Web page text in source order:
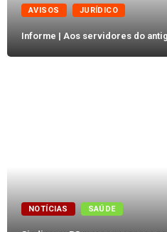
AVISOS JURÍDICO
Informe | Aos servidores do
NOTÍCIAS SAÚDE